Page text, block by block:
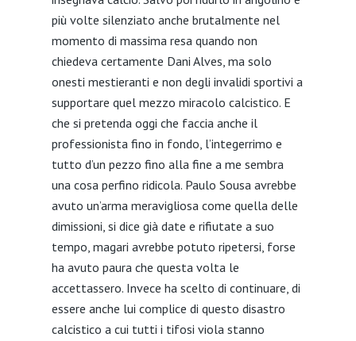
più volte silenziato anche brutalmente nel
momento di massima resa quando non
chiedeva certamente Dani Alves, ma solo
onesti mestieranti e non degli invalidi sportivi a
supportare quel mezzo miracolo calcistico. E
che si pretenda oggi che faccia anche il
professionista fino in fondo, l’integerrimo e
tutto d’un pezzo fino alla fine a me sembra
una cosa perfino ridicola. Paulo Sousa avrebbe
avuto un’arma meravigliosa come quella delle
dimissioni, si dice già date e rifiutate a suo
tempo, magari avrebbe potuto ripetersi, forse
ha avuto paura che questa volta le
accettassero. Invece ha scelto di continuare, di
essere anche lui complice di questo disastro
calcistico a cui tutti i tifosi viola stanno